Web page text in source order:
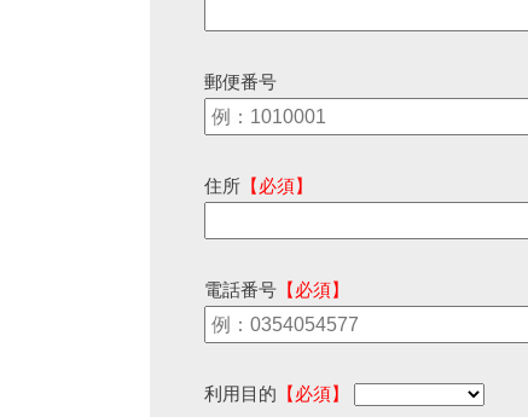
郵便番号
住所 【必須】
電話番号 【必須】
利用目的 【必須】